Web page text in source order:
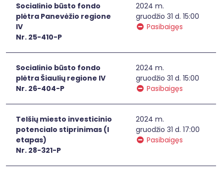
Socialinio būsto fondo
plėtra Panevėžio regione
IV
Nr. 25-410-P
2024 m.
gruodžio 31 d. 15:00
Pasibaigęs
Socialinio būsto fondo
plėtra Šiaulių regione IV
Nr. 26-404-P
2024 m.
gruodžio 31 d. 15:00
Pasibaigęs
Telšių miesto investicinio
potencialo stiprinimas (I
etapas)
Nr. 28-321-P
2024 m.
gruodžio 31 d. 17:00
Pasibaigęs